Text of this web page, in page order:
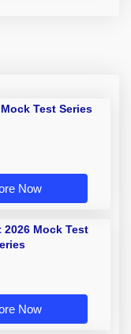
Test Series
Now
2026 Mock Test
Now